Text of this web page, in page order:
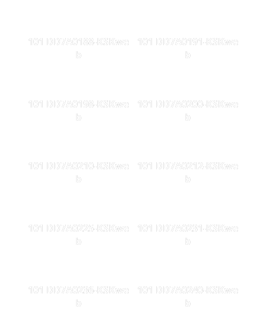
101 DD7A0188-KSKwe
b
101 DD7A0191-KSKwe
b
101 DD7A0198-KSKwe
b
101 DD7A0200-KSKwe
b
101 DD7A0210-KSKwe
b
101 DD7A0212-KSKwe
b
101 DD7A0225-KSKwe
b
101 DD7A0231-KSKwe
b
101 DD7A0236-KSKwe
b
101 DD7A0240-KSKwe
b